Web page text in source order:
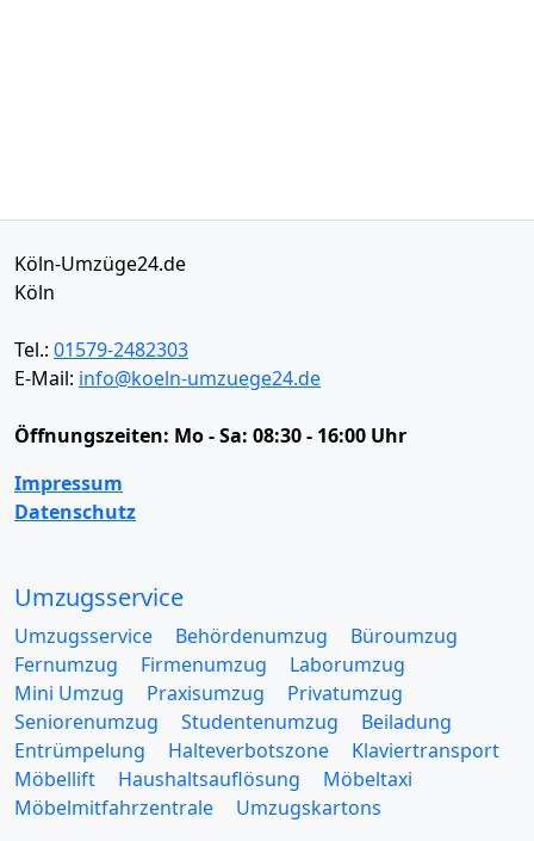
Köln-Umzüge24.de
Köln
Tel.: 01579-2482303
E-Mail: info@koeln-umzuege24.de
Öffnungszeiten: Mo - Sa: 08:30 - 16:00 Uhr
Impressum
Datenschutz
Umzugsservice
Umzugsservice Behördenumzug
Büroumzug
Fernumzug
Firmenumzug
Laborumzug
Mini Umzug
Praxisumzug
Privatumzug
Seniorenumzug
Studentenumzug
Beiladung
Entrümpelung
Halteverbotszone
Klaviertransport
Möbellift
Haushaltsauflösung
Möbeltaxi
Möbelmitfahrzentrale
Umzugskartons